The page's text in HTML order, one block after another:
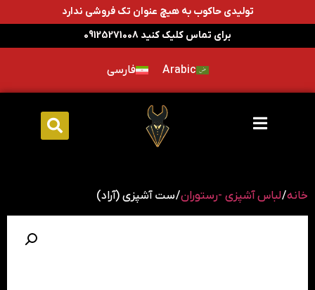
تولیدی حاکوب به هیچ عنوان تک فروشی ندارد
برای تماس کلیک کنید 09125271008
Arabic فارسی
خانه/لباس آشپزی -رستوران/ ست آشپزی (آراد)